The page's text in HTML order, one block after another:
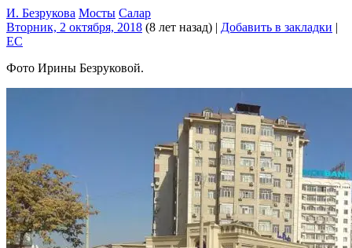
И. Безрукова Мосты Салар
Вторник, 2 октября, 2018 (8 лет назад) | Добавить в закладки |
EC
Фото Ирины Безруковой.